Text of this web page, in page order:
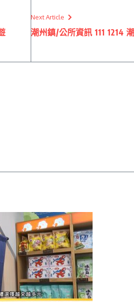
Next Article
潮州鎮/公所資訊 111 1214